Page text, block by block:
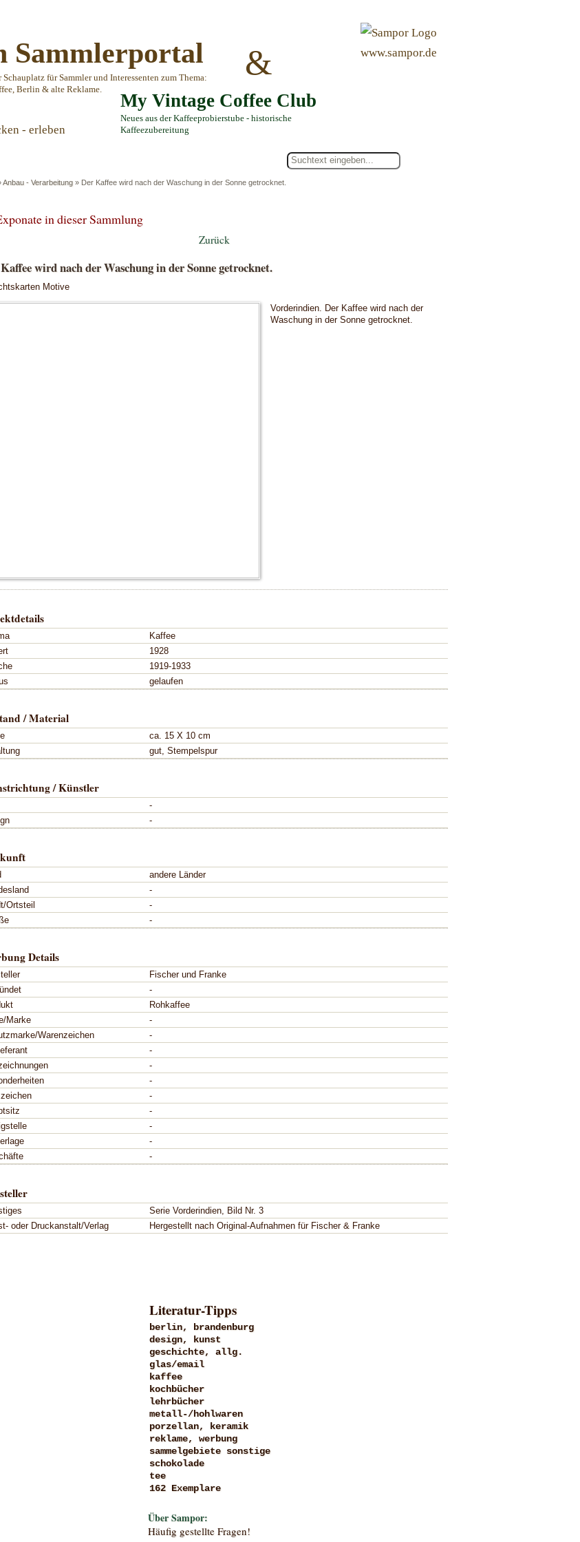
Sammlerportal
Schauplatz für Sammler und Interessenten zum Thema:
Berlin & alte Reklame.
&
My Vintage Coffee Club
Neues aus der Kaffeeprobierstube - historische
Kaffeezubereitung
www.sampor.de
- erleben
Anbau - Verarbeitung » Der Kaffee wird nach der Waschung in der Sonne getrocknet.
in dieser Sammlung
Zurück
wird nach der Waschung in der Sonne getrocknet.
Motive
Vorderindien. Der Kaffee wird nach der
Waschung in der Sonne getrocknet.
Kaffee
1928
1919-1933
gelaufen
/ Material
ca. 15 X 10 cm
gut, Stempelspur
/ Künstler
-
-
andere Länder
-
Ortsteil
-
-
Details
Fischer und Franke
-
Rohkaffee
Marke
-
Warenzeichen
-
-
-
-
-
-
-
-
-
Serie Vorderindien, Bild Nr. 3
oder Druckanstalt/Verlag
Hergestellt nach Original-Aufnahmen für Fischer & Franke
Literatur-Tipps
berlin, brandenburg
design, kunst
geschichte, allg.
glas/email
kaffee
kochbücher
lehrbücher
metall-/hohlwaren
porzellan, keramik
reklame, werbung
sammelgebiete sonstige
schokolade
tee
162 Exemplare
Über Sampor:
Häufig gestellte Fragen!